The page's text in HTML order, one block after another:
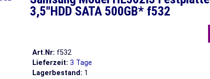
3,5"HDD SATA 500GB* f532
Art.Nr: f532
Lieferzeit: 3 Tage
Lagerbestand: 1